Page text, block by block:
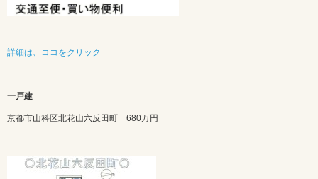
詳細は、ココをクリック
一戸建
京都市山科区北花山六反田町 680万円